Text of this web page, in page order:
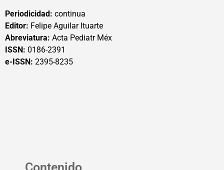
Periodicidad: continua
Editor: Felipe Aguilar Ituarte
Abreviatura: Acta Pediatr Méx
ISSN: 0186-2391
e-ISSN: 2395-8235